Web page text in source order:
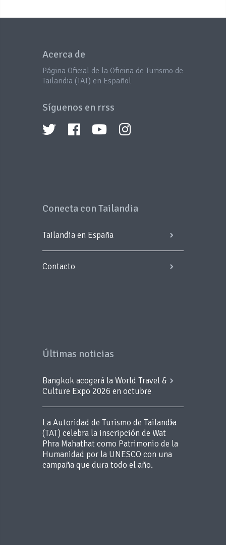
Acerca de
Página Oficial de la Oficina de Turismo de
Tailandia (TAT) en Español
Síguenos en rrss
Conecta con Tailandia
Tailandia en España
Contacto
Últimas noticias
Bangkok acogerá la World Travel &
Culture Expo 2026 en octubre
La Autoridad de Turismo de Tailandia
(TAT) celebra la inscripción de Wat
Phra Mahathat como Patrimonio de la
Humanidad por la UNESCO con una
campaña que dura todo el año.